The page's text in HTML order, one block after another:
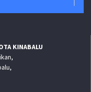
KINABALU